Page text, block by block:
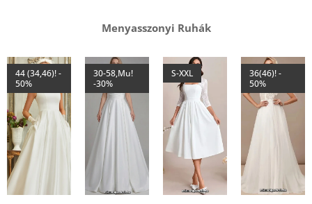
Menyasszonyi Ruhák
44 (34,46)! -
50%
30-58,Mu!
-30%
S-XXL
36(46)! -
50%